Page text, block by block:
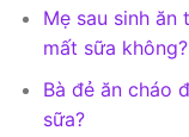
Mẹ sau sinh
mất sữa không?
Bà đẻ ăn cháo
sữa?